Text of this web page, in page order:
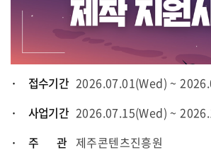
· 접수기간 2026.07.01(Wed) ~
· 사업기간 2026.07.15(Wed) ~
· 주 관 제주콘텐츠진흥원